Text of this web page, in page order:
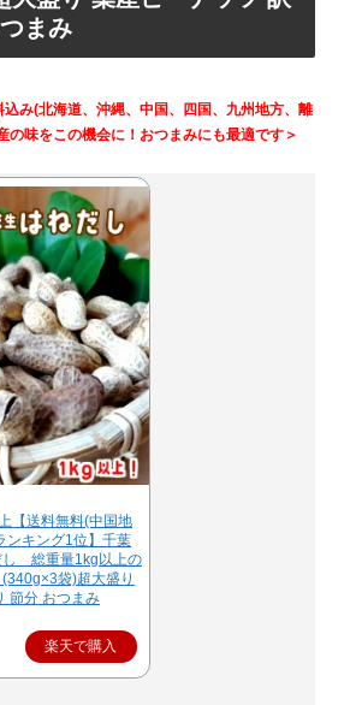
まみ
込み(北海道、沖縄、中国、四国、九州地方、離
の味をこの機会に！おつまみにも最適です＞
【送料無料(中国地
ンキング1位】千葉
し 総重量1kg以上の
袋)超大盛り
節分 おつまみ
楽天で購入